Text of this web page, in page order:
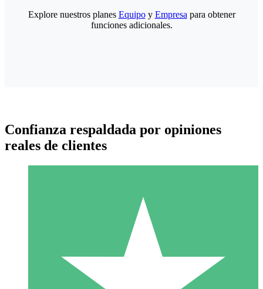
Paquetes de Créditos Individuales
Paga según el uso con créditos de descarga. Sin compromiso
Explore nuestros planes Equipoy Empresa para obtener
funciones adicionales.
Confianza respaldada por opiniones
reales de clientes